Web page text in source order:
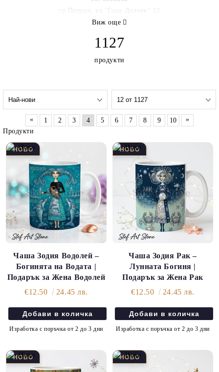
гр.Петрич, ул."Гоце Делчев" 12
Виж още
1127
продукти
« 1 2 3 4 5 6 7 8 9 10
»
Продукти
Чаша Зодия Водолей –
Богинята на Водата |
Подарък за Жена Водолей
€12.50
24.45 лв.
Изработка с поръчка от 2 до 3 дни
Чаша Зодия Рак –
Лунната Богиня |
Подарък за Жена Рак
€12.50
24.45 лв.
Изработка с поръчка от 2 до 3 дни